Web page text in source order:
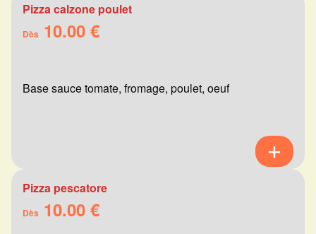
Pizza calzone poulet
Dès 10.00 €
Base sauce tomate, fromage, poulet, oeuf
Pizza pescatore
Dès 10.00 €